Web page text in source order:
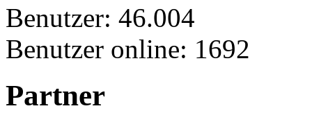
Benutzer: 46.004
Benutzer online: 1692
Partner